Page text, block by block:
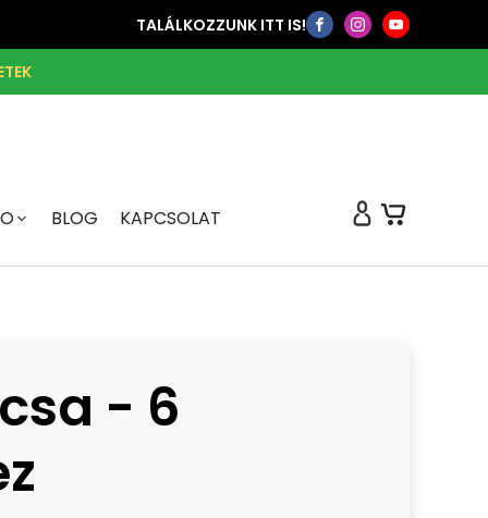
TALÁLKOZZUNK ITT IS!
BLOG KAPCSOLAT
- 6